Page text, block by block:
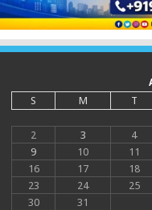
S
M T
2
3 4
9
10 11
16
17 18
23
24 25
30
31